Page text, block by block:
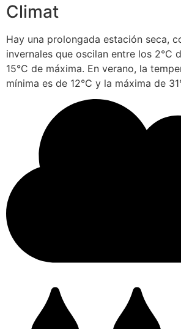
Climat
Hay una prolongada estación seca,
invernales que oscilan entre los 2°C
15°C de máxima. En verano, la
mínima es de 12°C y la máxima de